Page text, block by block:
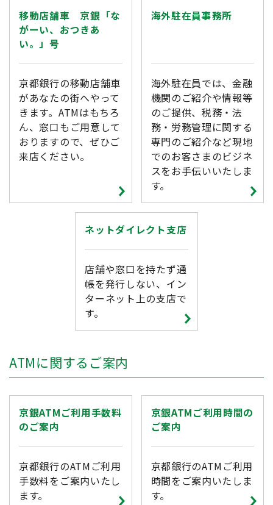
移動店舗車 京銀「な
がーい、おつきあ
い。」号
京都銀行の移動店舗車
があなたの街へやって
きます。ATMはもちろ
ん、窓口もご用意して
おりますので、ぜひご
来店ください。
海外駐在員事務所
海外駐在員では、金融
機関のご紹介や情報等
のご提供、税務・法
務・労務管理に関する
専門のご紹介など現地
でのお客さまのビジネ
スをお手伝いいたしま
す。
ネットダイレクト支店
店舗や窓口を持たず通
帳を発行しない、イン
ターネット上の支店で
す。
ATMに関するご案内
京銀ATMご利用手数料
のご案内
京都銀行のATMご利用
手数料をご案内いたし
ます。
京銀ATMご利用時間の
ご案内
京都銀行のATMご利用
時間をご案内いたしま
す。